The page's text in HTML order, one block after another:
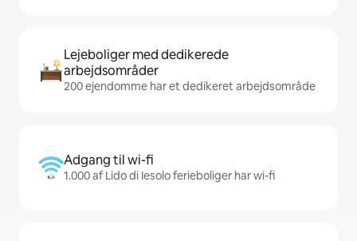
Lejeboliger med dedikerede
arbejdsområder
200 ejendomme har et dedikeret arbejdsområde
Adgang til wi-fi
1.000 af Lido di Iesolo ferieboliger har wi-fi